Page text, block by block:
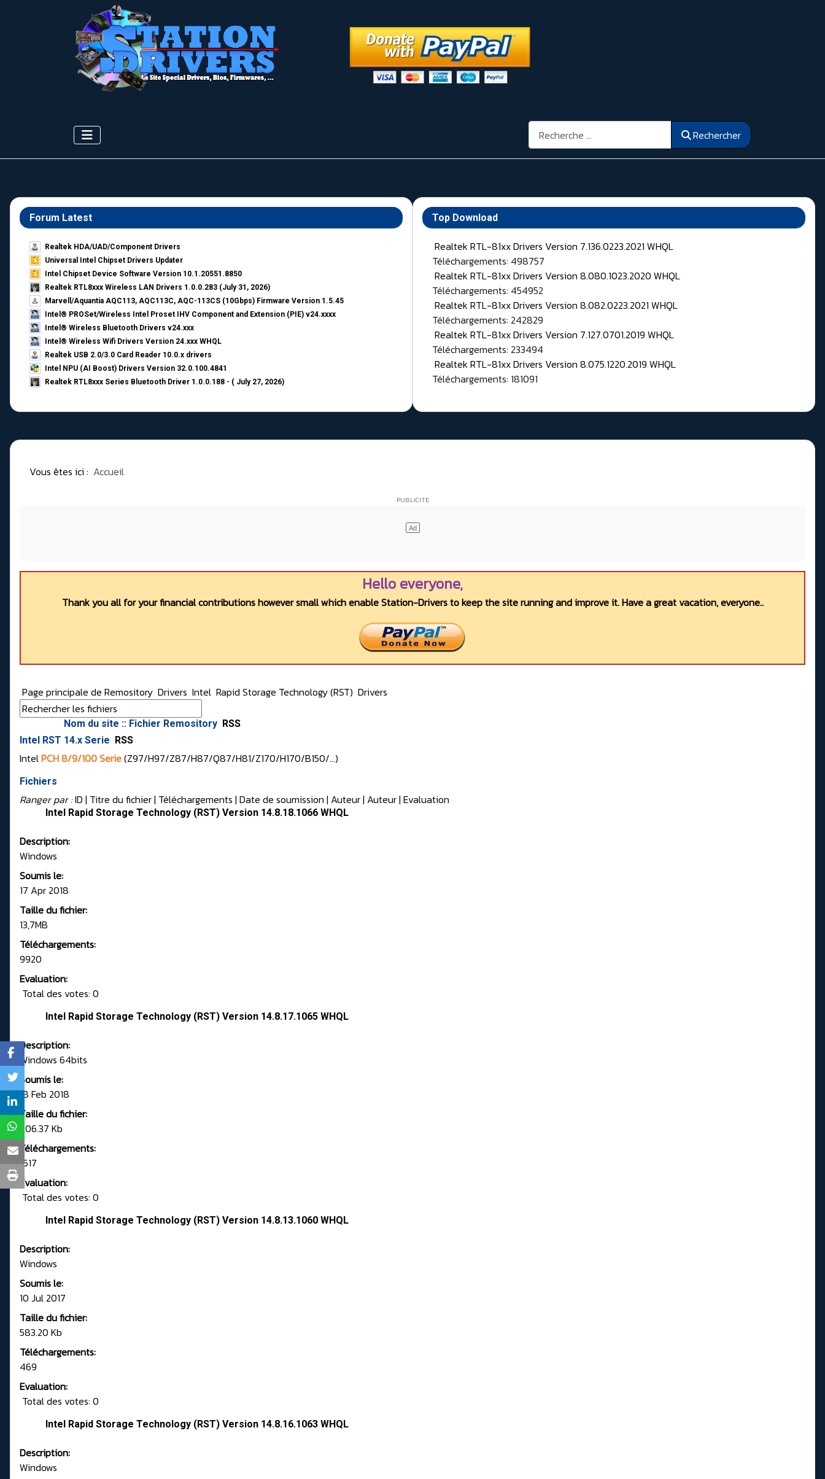
Rechercher Rechercher
Forum Latest
Realtek HDA/UAD/Component Drivers
Universal Intel Chipset Drivers Updater​
Intel Chipset Device Software Version 10.1.20551.8850
Realtek RTL8xxx Wireless LAN Drivers 1.0.0.283 (July 31, 2026)
Marvell/Aquantia AQC113, AQC113C, AQC-113CS (10Gbps) Firmware Version 1.5.45
Intel® PROSet/Wireless Intel Proset IHV Component and Extension (PIE) v24.xxxx
Intel® Wireless Bluetooth Drivers v24.xxx
Intel® Wireless Wifi Drivers Version 24.xxx WHQL
Realtek USB 2.0/3.0 Card Reader 10.0.x drivers
Intel NPU (AI Boost) Drivers Version 32.0.100.4841
Realtek RTL8xxx Series Bluetooth Driver 1.0.0.188 - ( July 27, 2026)
Top Download
Realtek RTL-81xx Drivers Version 7.136.0223.2021 WHQL
Téléchargements: 498757
Realtek RTL-81xx Drivers Version 8.080.1023.2020 WHQL
Téléchargements: 454952
Realtek RTL-81xx Drivers Version 8.082.0223.2021 WHQL
Téléchargements: 242829
Realtek RTL-81xx Drivers Version 7.127.0701.2019 WHQL
Téléchargements: 233494
Realtek RTL-81xx Drivers Version 8.075.1220.2019 WHQL
Téléchargements: 181091
Vous êtes ici : Accueil
Hello everyone,
Thank you all for your financial contributions however small which enable Station-Drivers to keep the site running and improve it. Have a great vacation, everyone..
Page principale de Remository Drivers Intel Rapid Storage Technology (RST) Drivers
Nom du site :: Fichier Remository RSS
Intel RST 14.x Serie
RSS
IntelPCH 8/9/100 Serie(Z97/H97/Z87/H87/Q87/H81/Z170/H170/B150/...)
Fichiers
Ranger par :ID | Titre du fichier | Téléchargements | Date de soumission | Auteur| Auteur| Evaluation
Intel Rapid Storage Technology (RST) Version 14.8.18.1066 WHQL
Description:
Windows
Soumis le:
17 Apr 2018
Taille du fichier:
13,7MB
Téléchargements:
9920
Evaluation:
Total des votes: 0
Intel Rapid Storage Technology (RST) Version 14.8.17.1065 WHQL
Description:
Windows 64bits
Soumis le:
18 Feb 2018
Taille du fichier:
906.37 Kb
Téléchargements:
1617
Evaluation:
Total des votes: 0
Intel Rapid Storage Technology (RST) Version 14.8.13.1060 WHQL
Description:
Windows
Soumis le:
10 Jul 2017
Taille du fichier:
583.20 Kb
Téléchargements:
469
Evaluation:
Total des votes: 0
Intel Rapid Storage Technology (RST) Version 14.8.16.1063 WHQL
Description:
Windows